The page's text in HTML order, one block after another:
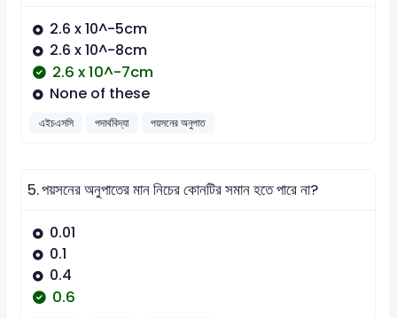
2.6 x 10^-5cm
2.6 x 10^-8cm
2.6 x 10^-7cm
None of these
এইচএসসি পদার্থবিদ্যা পয়সনের অনুপাত
5.পয়সনের অনুপাতের মান নিচের কোনটির সমান হতে পারে না?
0.01
0.1
0.4
0.6